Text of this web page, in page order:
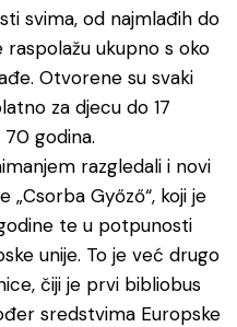
svima, od najmlađih do
raspolažu ukupno s oko
Otvorene su svaki
za djecu do 17
godina.
razgledali i novi
„Csorba Győző“, koji je
te u potpunosti
unije. To je već drugo
čiji je prvi bibliobus
sredstvima Europske